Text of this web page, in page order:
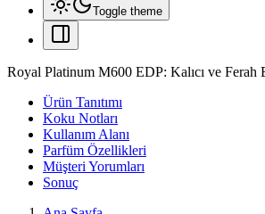
Toggle theme
Royal Platinum M600 EDP: Kalıcı ve Ferah
Ürün Tanıtımı
Koku Notları
Kullanım Alanı
Parfüm Özellikleri
Müşteri Yorumları
Sonuç